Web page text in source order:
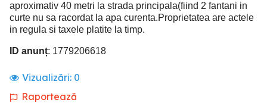
aproximativ 40 metri la strada principala(fiind 2 fantani in
curte nu sa racordat la apa curenta.Proprietatea are actele
in regula si taxele platite la timp.
ID anunț: 1779206618
Vizualizări: 0
Raportează